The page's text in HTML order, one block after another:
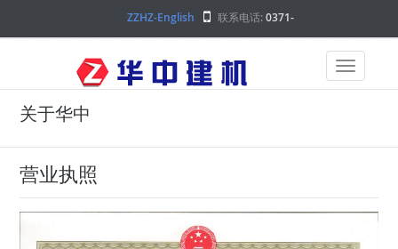
ZZHZ-English 联系电话:0371-
关于华中
营业执照